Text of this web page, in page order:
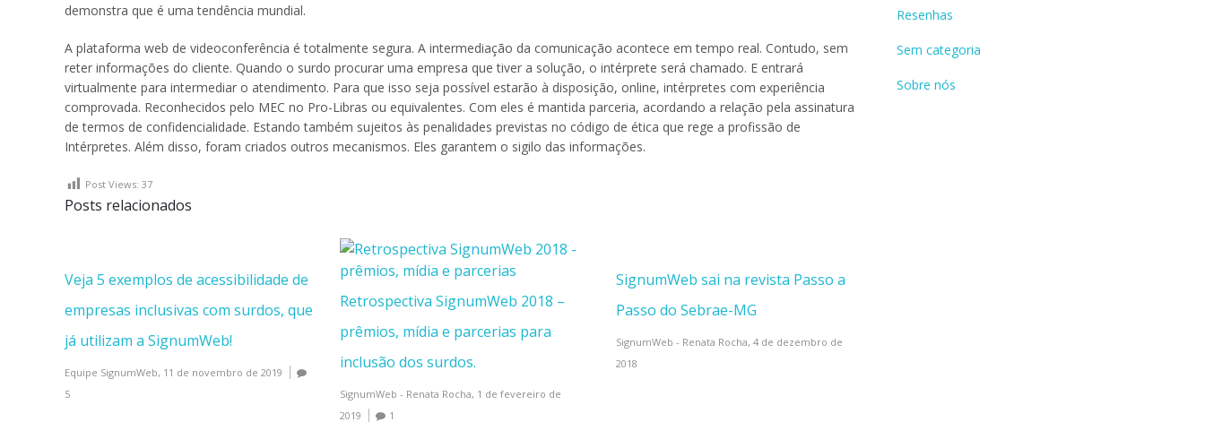
demonstra que é uma tendência mundial.
A plataforma web de videoconferência é totalmente segura. A intermediação da comunicação acontece em tempo real. Contudo, sem
reter informações do cliente. Quando o surdo procurar uma empresa que tiver a solução, o intérprete será chamado. E entrará
virtualmente para intermediar o atendimento. Para que isso seja possível estarão à disposição, online, intérpretes com experiência
comprovada. Reconhecidos pelo MEC no Pro-Libras ou equivalentes. Com eles é mantida parceria, acordando a relação pela assinatura
de termos de confidencialidade. Estando também sujeitos às penalidades previstas no código de ética que rege a profissão de
Intérpretes. Além disso, foram criados outros mecanismos. Eles garantem o sigilo das informações.
Post Views: 37
Posts relacionados
Veja 5 exemplos de acessibilidade de
empresas inclusivas com surdos, que
já utilizam a SignumWeb!
Equipe SignumWeb, 11 de novembro de 2019
5
Retrospectiva SignumWeb 2018 –
prêmios, mídia e parcerias para
inclusão dos surdos.
SignumWeb - Renata Rocha, 1 de fevereiro de
2019
1
SignumWeb sai na revista Passo a
Passo do Sebrae-MG
SignumWeb - Renata Rocha, 4 de dezembro de
2018
Resenhas
Sem categoria
Sobre nós